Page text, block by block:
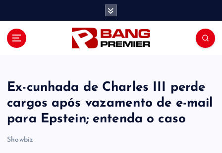
Ex-cunhada de Charles III perde
cargos após vazamento de e-mail
para Epstein; entenda o caso
Showbiz